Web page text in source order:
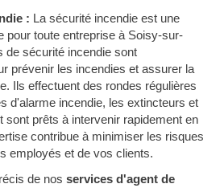
: La sécurité incendie est une
pour toute entreprise à Soisy-sur-
de sécurité incendie sont
prévenir les incendies et assurer la
Ils effectuent des rondes régulières
d'alarme incendie, les extincteurs et
sont prêts à intervenir rapidement en
contribue à minimiser les risques
employés et de vos clients.
de nos services d'agent de